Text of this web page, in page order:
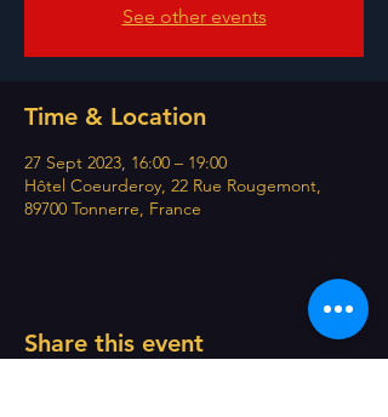
See other events
Time & Location
27 Sept 2023, 16:00 – 19:00
Hôtel Coeurderoy, 22 Rue Rougemont,
89700 Tonnerre, France
Share this event